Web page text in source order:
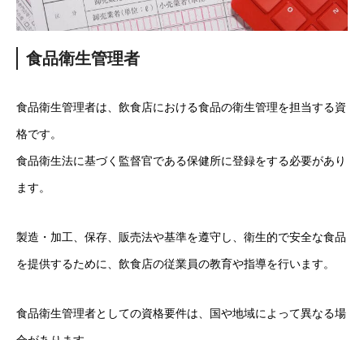
食品衛生管理者
食品衛生管理者は、飲食店における食品の衛生管理を担当する資
格です。
食品衛生法に基づく監督官である保健所に登録をする必要があり
ます。
製造・加工、保存、販売法や基準を遵守し、衛生的で安全な食品
を提供するために、飲食店の従業員の教育や指導を行います。
食品衛生管理者としての資格要件は、国や地域によって異なる場